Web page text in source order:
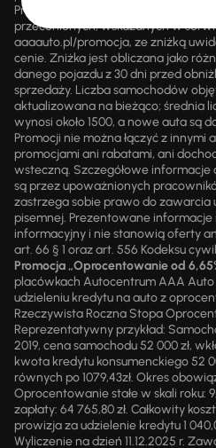
Promocja polega na możliwości
przecenionych, wskazanych w
aaaauto.pl/promocja, ze zniżką
cenie. Zniżka jest obliczana jako
danego pojazdu z 30 dni przed
sprzedaży. Liczba samochodów
aktualizowana na bieżąco; średnia
wynosi około 1500, a nowe auta są
Promocji nie można łączyć z innymi
promocjami ani rabatami, ani
wsteczną. Szczegółowe
są przez upoważnionych
zastrzega sobie prawo do zawarcia
pisemnej. Prezentowane
informacyjny i nie stanowią oferty
art. 66 § 1 oraz art. 556 Kodeksu
Promocja „Oprocentowanie od
placówkach Autocentrum AAA Auto
udzieleniu kredytu na auto z
Rzeczywista Roczna Stopa
Reprezentatywny przykład:
2019, cena samochodu 52 000 zł,
kwota kredytu konsumenckiego 52
równych po 1079,43zł. Okres
Oprocentowanie stałe w skali roku:
zapłaty: 64 765,80 zł. Całkowity
prowizja za udzielenie kredytu 1
Wyliczenie na dzień 11.12.2025 r.